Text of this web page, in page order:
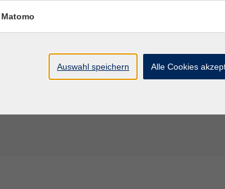
Ort / Raum
Matomo
Auswahl speichern Alle Cookies